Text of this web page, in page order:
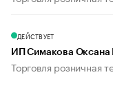
ДЕЙСТВУЕТ
ИП Симакова Оксана
Торговля розничная